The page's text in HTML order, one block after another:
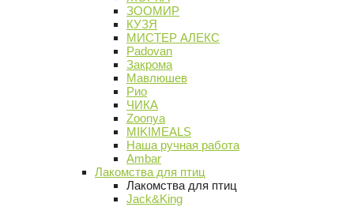
ЗООМИР
КУЗЯ
МИСТЕР АЛЕКС
Padovan
Закрома
Мавлюшев
Рио
ЧИКА
Zoonya
MIKIMEALS
Наша ручная работа
Ambar
Лакомства для птиц
Лакомства для птиц
Jack&King